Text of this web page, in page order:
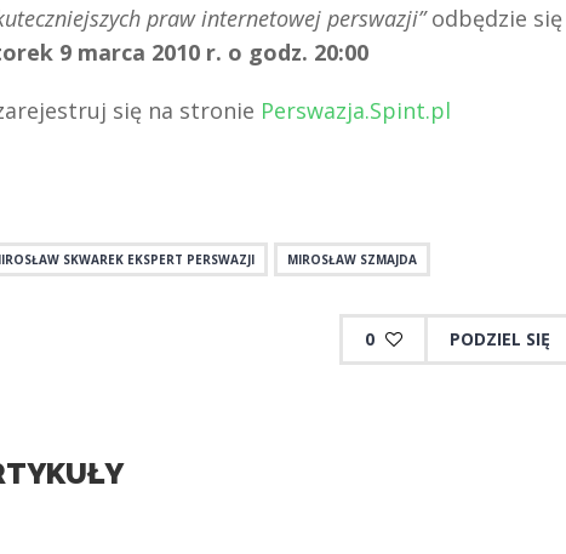
praw internetowej perswazji”odbędzie się
9 marca 2010 r. o godz. 20:00
się na stronie Perswazja.Spint.pl
SKWAREK EKSPERT PERSWAZJI MIROSŁAW SZMAJDA
0 PODZIEL SIĘ